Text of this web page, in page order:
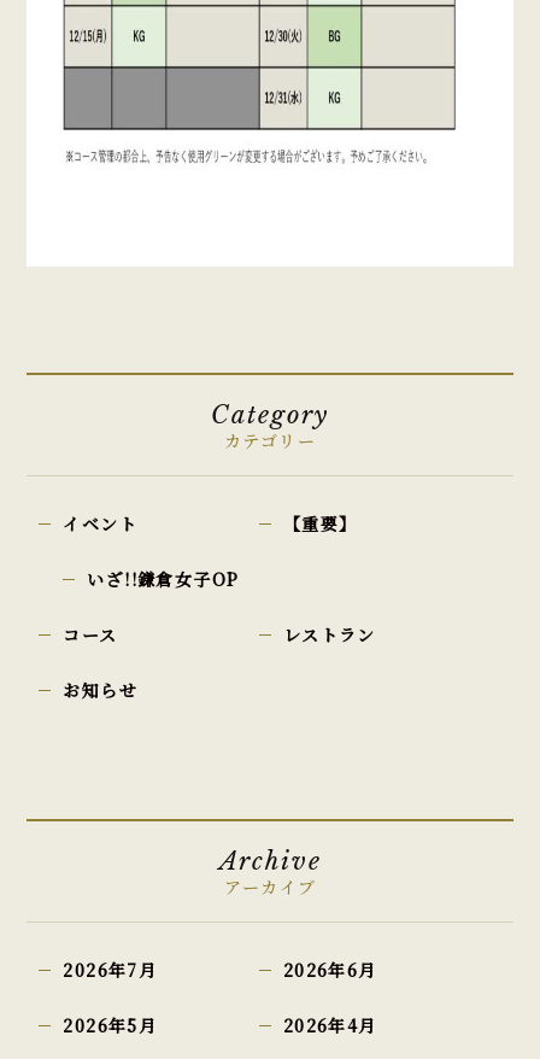
Category
カテゴリー
イベント
いざ!!鎌倉女子OP
【重要】
コース レストラン
お知らせ
Archive
アーカイブ
2026年7月 2026年6月
2026年5月 2026年4月